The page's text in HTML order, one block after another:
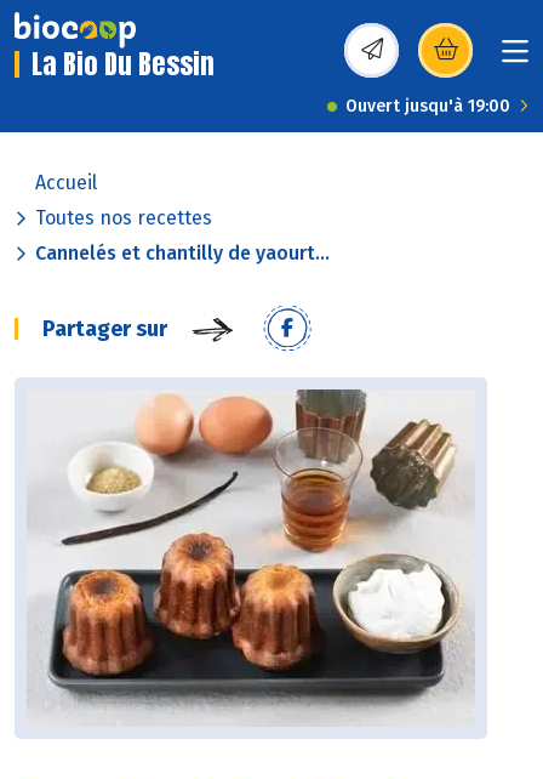
La Bio Du Bessin (s’ouvre dans une
Ouvert jusqu'à 19:00
Accueil
Toutes nos recettes
Cannelés et chantilly de yaourt...
Partager sur